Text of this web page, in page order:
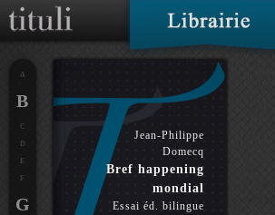
Jean-Philippe
Domecq
Bref happening
mondial
Essai éd. bilingue
A
B
C
D
E
F
G